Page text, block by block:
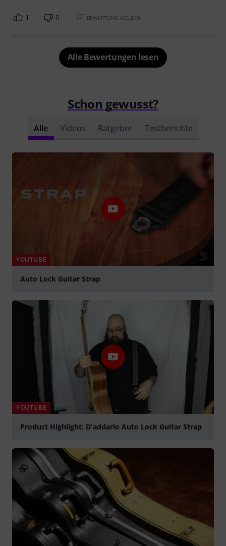
1 0 BEWERTUNG MELDEN
Alle Bewertungen lesen
Schon gewusst?
Alle Videos Ratgeber Testberichte
YOUTUBE
Auto Lock Guitar Strap
YOUTUBE
Product Highlight: D'addario Auto Lock Guitar Strap